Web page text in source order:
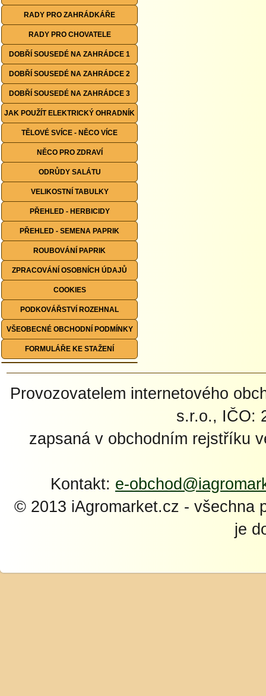
RADY PRO ZAHRÁDKÁŘE
RADY PRO CHOVATELE
DOBŘÍ SOUSEDÉ NA ZAHRÁDCE 1
DOBŘÍ SOUSEDÉ NA ZAHRÁDCE 2
DOBŘÍ SOUSEDÉ NA ZAHRÁDCE 3
JAK POUŽÍT ELEKTRICKÝ OHRADNÍK
TĚLOVÉ SVÍCE - NĚCO VÍCE
NĚCO PRO ZDRAVÍ
ODRŮDY SALÁTU
VELIKOSTNÍ TABULKY
PŘEHLED - HERBICIDY
PŘEHLED - SEMENA PAPRIK
ROUBOVÁNÍ PAPRIK
ZPRACOVÁNÍ OSOBNÍCH ÚDAJŮ
COOKIES
PODKOVÁŘSTVÍ ROZEHNAL
VŠEOBECNÉ OBCHODNÍ PODMÍNKY
FORMULÁŘE KE STAŽENÍ
Provozovatelem internetového
s.r.o., IČO:
zapsaná v obchodním rejstříku
Kontakt: e-
© 2013 iAgromarket.cz - všechna
je